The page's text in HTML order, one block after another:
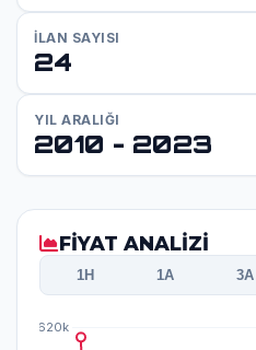
İLAN SAYISI
24
YIL ARALIĞI
2010 - 2023
FİYAT ANALİZİ
1H 1A 3A